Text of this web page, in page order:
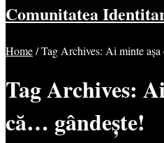
Comunitatea
Home/Tag Archives: Ai minte
Tag Archives:
că… gândește!